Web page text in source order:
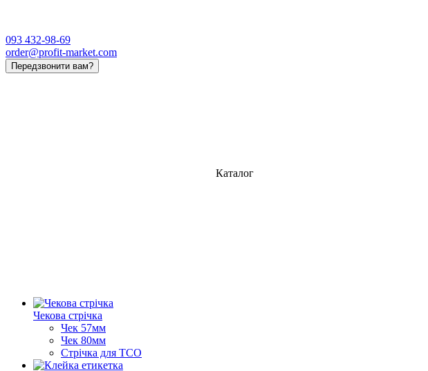
093 432-98-69
order@profit-market.com
Передзвонити вам?
Каталог
Чекова стрічка
Чек 57мм
Чек 80мм
Стрічка для ТСО